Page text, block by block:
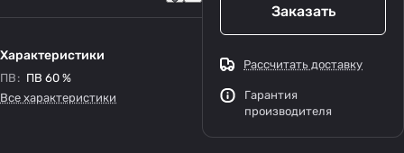
Характеристики
ПВ : ПВ 60 %
Все характеристики
Заказать
Рассчитать доставку
Гарантия
производителя